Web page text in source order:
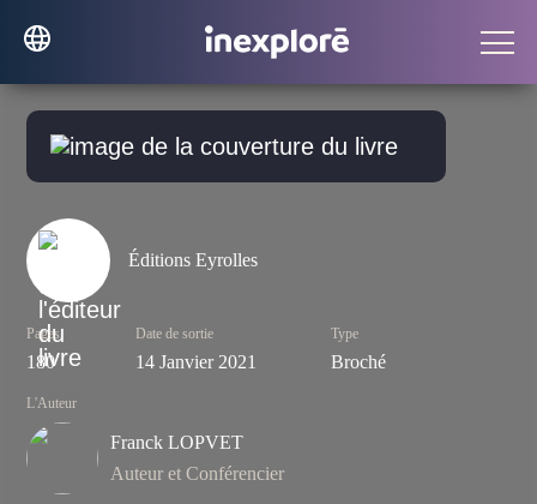
Éditions Eyrolles
Pages
180
Date de sortie
14 Janvier 2021
Type
Broché
L'Auteur
Franck LOPVET
Auteur et Conférencier